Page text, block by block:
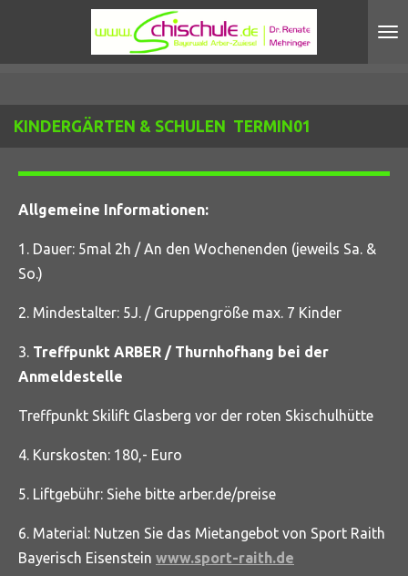
KINDERGÄRTEN & SCHULEN TERMIN01
Allgemeine Informationen:
1. Dauer: 5mal 2h / An den Wochenenden (jeweils Sa. &
So.)
2. Mindestalter: 5J. / Gruppengröße max. 7 Kinder
3. Treffpunkt ARBER / Thurnhofhang bei der
Anmeldestelle
Treffpunkt Skilift Glasberg vor der roten Skischulhütte
4. Kurskosten: 180,- Euro
5. Liftgebühr: Siehe bitte arber.de/preise
6. Material: Nutzen Sie das Mietangebot von Sport Raith
Bayerisch Eisenstein www.sport-raith.de